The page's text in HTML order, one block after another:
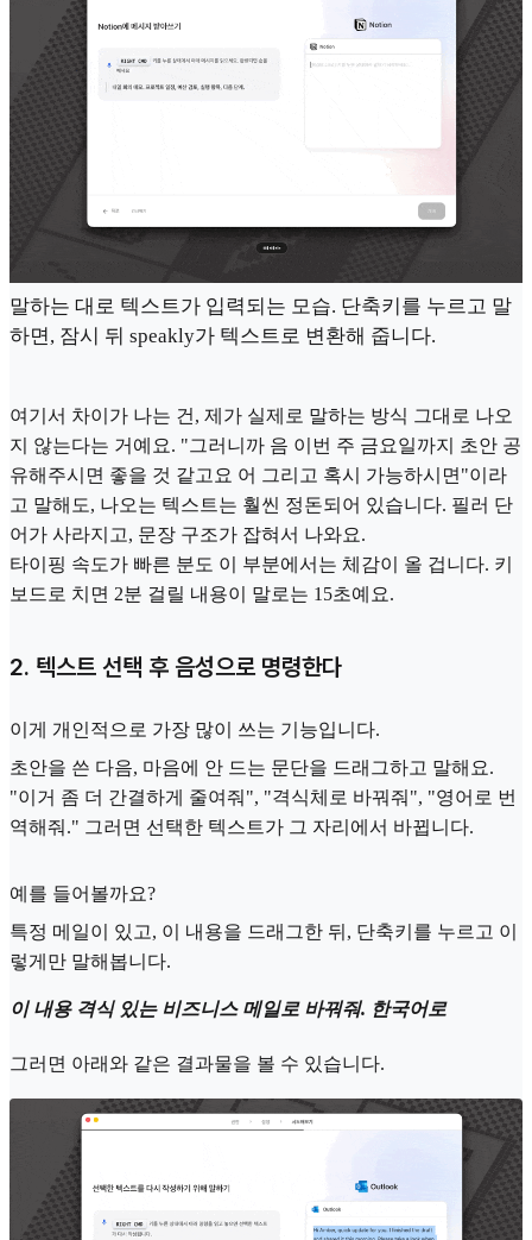
말하는 대로 텍스트가 입력되는 모습. 단축키를 누르고 말
하면, 잠시 뒤 speakly가 텍스트로 변환해 줍니다.
여기서 차이가 나는 건, 제가 실제로 말하는 방식 그대로 나오
지 않는다는 거예요. "그러니까 음 이번 주 금요일까지 초안 공
유해주시면 좋을 것 같고요 어 그리고 혹시 가능하시면"이라
고 말해도, 나오는 텍스트는 훨씬 정돈되어 있습니다. 필러 단
어가 사라지고, 문장 구조가 잡혀서 나와요.
타이핑 속도가 빠른 분도 이 부분에서는 체감이 올 겁니다. 키
보드로 치면 2분 걸릴 내용이 말로는 15초예요.
2. 텍스트 선택 후 음성으로 명령한다
이게 개인적으로 가장 많이 쓰는 기능입니다.
초안을 쓴 다음, 마음에 안 드는 문단을 드래그하고 말해요.
"이거 좀 더 간결하게 줄여줘", "격식체로 바꿔줘", "영어로 번
역해줘." 그러면 선택한 텍스트가 그 자리에서 바뀝니다.
예를 들어볼까요?
특정 메일이 있고, 이 내용을 드래그한 뒤, 단축키를 누르고 이
렇게만 말해봅니다.
이 내용 격식 있는 비즈니스 메일로 바꿔줘. 한국어로
그러면 아래와 같은 결과물을 볼 수 있습니다.